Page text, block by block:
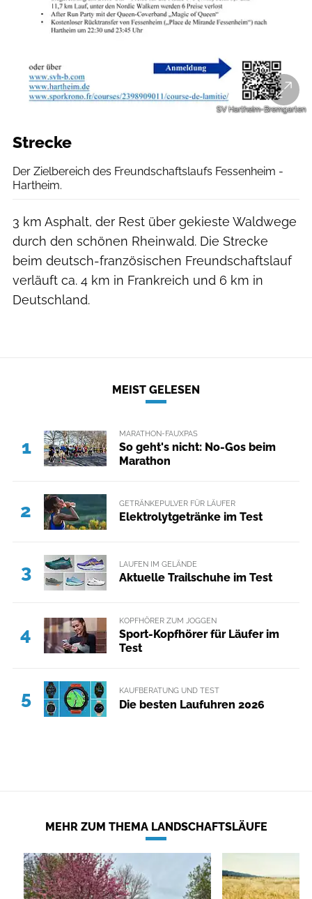
SV Hartheim-Bremgarten
Strecke
Der Zielbereich des Freundschaftslaufs Fessenheim -
Hartheim.
3 km Asphalt, der Rest über gekieste Waldwege
durch den schönen Rheinwald. Die Strecke
beim deutsch-französischen Freundschaftslauf
verläuft ca. 4 km in Frankreich und 6 km in
Deutschland.
MEIST GELESEN
1
MARATHON-FAUXPAS
So geht's nicht: No-Gos beim
Marathon
2 GETRÄNKEPULVER FÜR LÄUFER
Elektrolytgetränke im Test
3 LAUFEN IM GELÄNDE
Aktuelle Trailschuhe im Test
4
KOPFHÖRER ZUM JOGGEN
Sport-Kopfhörer für Läufer im
Test
5 KAUFBERATUNG UND TEST
Die besten Laufuhren 2026
MEHR ZUM THEMA LANDSCHAFTSLÄUFE